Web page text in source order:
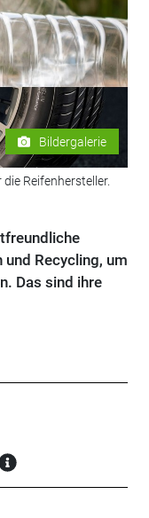
Bildergalerie
Reifenhersteller.
Recycling, um
Das sind ihre